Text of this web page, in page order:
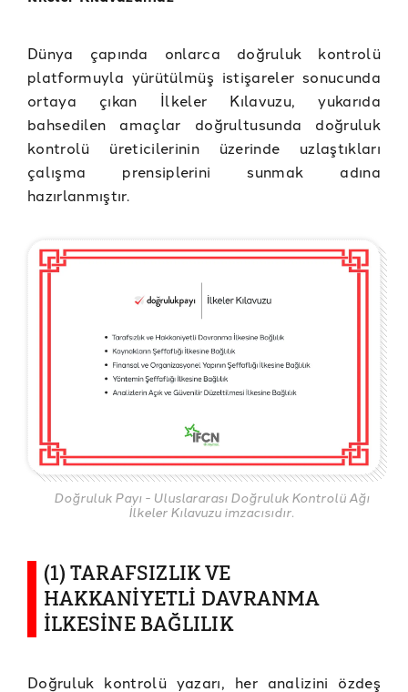
Dünya çapında onlarca doğruluk kontrolü
platformuyla yürütülmüş istişareler sonucunda
ortaya çıkan İlkeler Kılavuzu, yukarıda
bahsedilen amaçlar doğrultusunda doğruluk
kontrolü üreticilerinin üzerinde uzlaştıkları
çalışma prensiplerini sunmak adına
hazırlanmıştır.
Doğruluk Payı - Uluslararası Doğruluk Kontrolü Ağı
İlkeler Kılavuzu imzacısıdır.
(1) TARAFSIZLIK VE
HAKKANİYETLİ DAVRANMA
İLKESİNE BAĞLILIK
Doğruluk kontrolü yazarı, her analizini özdeş